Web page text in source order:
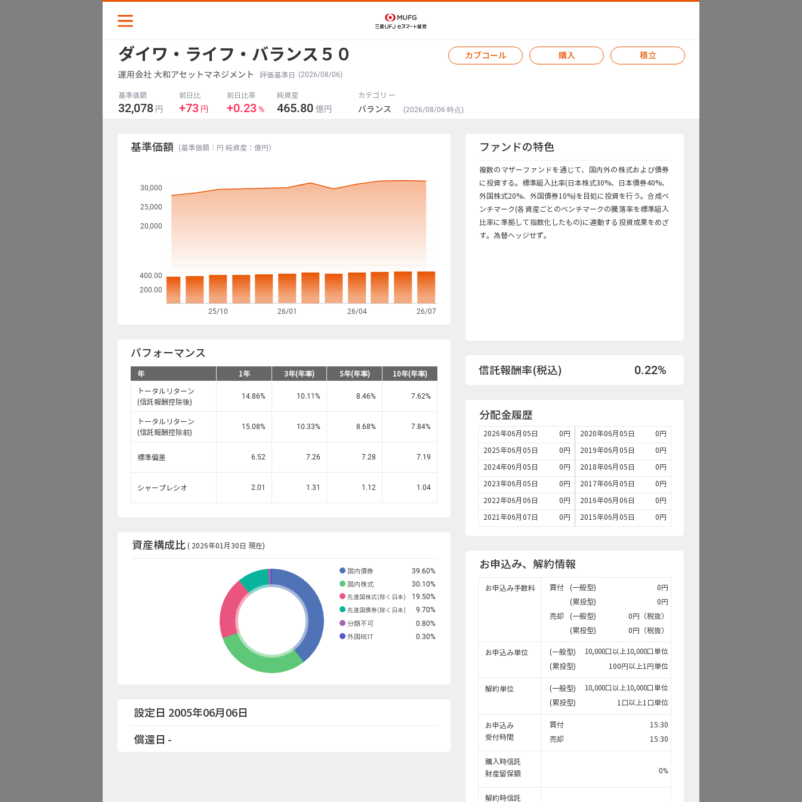
スナップショット
リターン
資金流出入
ファンド検索
ダイワ・ライフ・バランス５０ カブコール 購入 積立
運用会社 大和アセットマネジメント 評価基準日 (2026/08/06)
基準価額 前日比 前日比率 純資産 カテゴリ ー
32,078 円 +73 円 +0.23% 465.80 億円 バランス (2026/08/06 時点)
基準価額 (基準価額：円 純資産：億円）
200.00
400.00
25/10 26/01 26/04 26/07
20,000
25,000
30,000
パフォーマンス
年 1年 3年(年率) 5年(年率) 10年(年率)
トータルリターン
(信託報酬控除後)
14.86% 10.11 % 8.46% 7.62%
トータルリターン
(信託報酬控除前)
15.08% 10.33% 8.68% 7.84%
標準偏差 6.52 7.26 7.28 7.19
シャープレシオ 2.01 1.31 1.12 1.04
資産構成比 ( 2026年01月30日 現在)
国内債券 39.60%
国内株式 30.10%
先進国株式(除く日本) 19.50%
先進国債券(除く日本) 9.70%
分類不可 0.80%
外国REIT 0.30%
設定日 2005年06月06日
償還日 -
ファンドの特色
複数のマザーファンドを通じて、国内外の株式および債券
に投資する。標準組入比率(日本株式30%、日本債券40%、
外国株式20%、外国債券10%)を目処に投資を行う。合成ベ
ンチマーク(各資産ごとのベンチマークの騰落率を標準組入
比率に準拠して指数化したもの)に連動する投資成果をめざ
す。為替ヘッジせず。
信託報酬率(税込) 0.22%
分配金履歴
2026年06月05日 0円
2025年06月05日 0円
2024年06月05日 0円
2023年06月05日 0円
2022年06月06日 0円
2021年06月07日 0円
2020年06月05日 0円
2019年06月05日 0円
2018年06月05日 0円
2017年06月05日 0円
2016年06月06日 0円
2015年06月05日 0円
お申込み、解約情報
お申込み手数料 買付 (一般型)
0円
(累投型)
0円
売却
(一般型)
0円（税抜）
(累投型)
0円（税抜）
お申込み単位 (一般型) 10,000口以上10,000口単位
(累投型) 100円以上1円単位
解約単位 (一般型) 10,000口以上10,000口単位
(累投型) 1口以上1口単位
お申込み
受付時間
買付
15:30
売却
15:30
購入時信託
財産留保額
0%
解約時信託